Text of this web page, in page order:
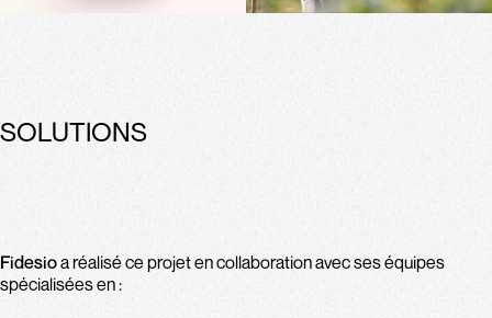
SOLUTIONS
Fidesioa réalisé ce projet en collaboration avec ses équipes
spécialisées en :